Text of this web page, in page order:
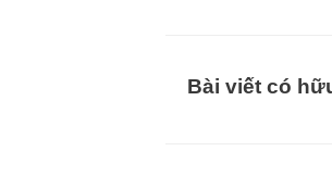
Bài viết có